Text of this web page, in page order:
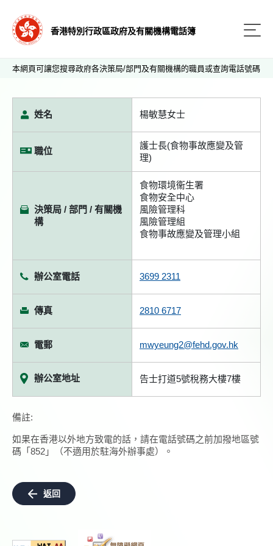
香港特別行政區政府及有關機構電話簿
本網頁可讓您搜尋政府各決策局/部門及有關機構的職員或查詢電話號碼
姓名 楊敏慧女士
職位
護士長(食物事故應變及管
理)
決策局 / 部門 / 有關機
構
食物環境衞生署
食物安全中心
風險管理科
風險管理組
食物事故應變及管理小組
辦公室電話 3699 2311
傳真 2810 6717
電郵 mwyeung2@fehd.gov.hk
辦公室地址 告士打道5號稅務大樓7樓
備註:
如果在香港以外地方致電的話，請在電話號碼之前加撥地區號
碼「852」（不適用於駐海外辦事處）。
返回